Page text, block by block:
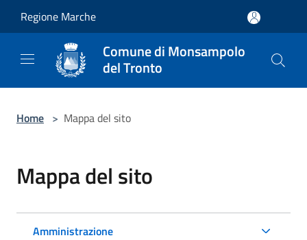
Regione Marche
Comune di Monsampolo
del Tronto
Home > Mappa del sito
Mappa del sito
Amministrazione